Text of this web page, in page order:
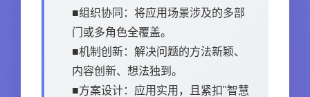
■组织协同：将应用场景涉及的多部
门或多角色全覆盖。
■机制创新：解决问题的方法新颖、
内容创新、想法独到。
■方案设计：应用实用，且紧扣"智慧